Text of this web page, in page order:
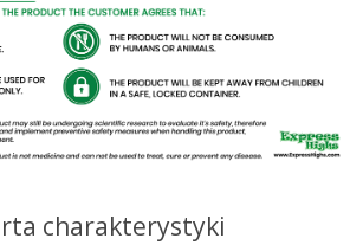
charakterystyki